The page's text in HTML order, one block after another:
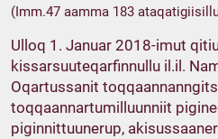
(Imm.47 aamma 183
Ulloq 1. Januar 2018-imut
kissarsuuteqarfinnullu il.il.
Oqartussanit
toqqaannartumilluunniit
piginnittuunerup,